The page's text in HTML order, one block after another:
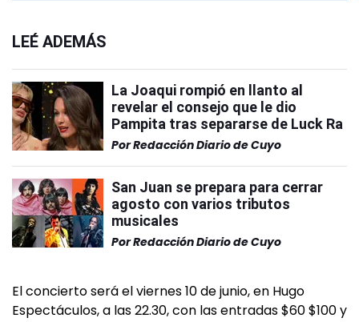
LEÉ ADEMÁS
La Joaqui rompió en llanto al
revelar el consejo que le dio
Pampita tras separarse de Luck Ra
PorRedacción Diario de Cuyo
San Juan se prepara para cerrar
agosto con varios tributos
musicales
PorRedacción Diario de Cuyo
El concierto será el viernes 10 de junio, en Hugo
Espectáculos, a las 22.30, con las entradas $60 $100 y